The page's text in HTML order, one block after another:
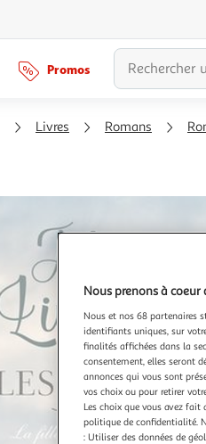
Promos
Livres Romans
Nous prenons à coeur
Nous et nos 68 partenaires
identifiants uniques, sur
finalités affichées dans la
consentement, elles seront
annonces qui vous sont
vos choix ou pour retirer
Les choix que vous avez
politique de confidentialité.
: Utiliser des données de